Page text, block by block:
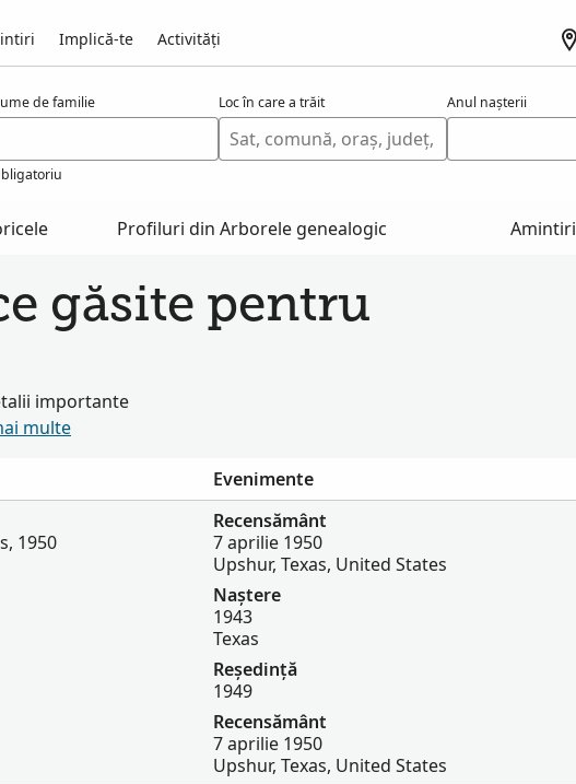
Implică-te Activități
de familie Loc în care a trăit Anul nașterii
Profiluri din Arborele genealogic Amintiri
găsite pentru
importante
multe
Evenimente
1950
Recensământ
7 aprilie 1950
Upshur, Texas, United States
Naștere
1943
Texas
Reședință
1949
Recensământ
7 aprilie 1950
Upshur, Texas, United States